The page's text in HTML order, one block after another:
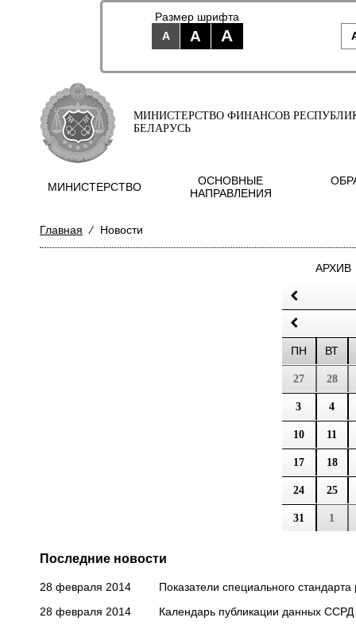
Размер шрифта
A
A A
МИНИСТЕРСТВО ФИНАНСОВ
БЕЛАРУСЬ
МИНИСТЕРСТВО
ОСНОВНЫЕ
НАПРАВЛЕНИЯ
Главная ⁄ Новости
АРХИВ
ПН ВТ
27 28
3 4
10 11
17 18
24 25
31 1
Последние новости
28 февраля 2014
Показатели специального
28 февраля 2014
Календарь публикации данных